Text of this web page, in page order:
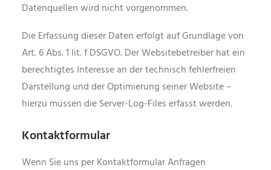
Datenquellen wird nicht vorgenommen.
Die Erfassung dieser Daten erfolgt auf Grundlage von
Art. 6 Abs. 1 lit. f DSGVO. Der Websitebetreiber hat ein
berechtigtes Interesse an der technisch fehlerfreien
Darstellung und der Optimierung seiner Website –
hierzu müssen die Server-Log-Files erfasst werden.
Kontaktformular
Wenn Sie uns per Kontaktformular Anfragen